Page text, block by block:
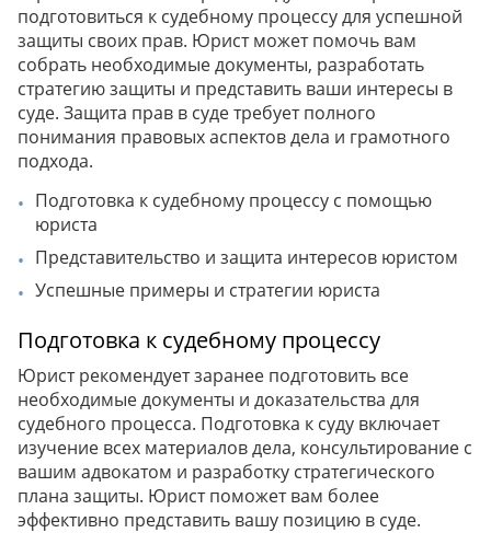
подготовиться к судебному процессу для успешной
защиты своих прав. Юрист может помочь вам
собрать необходимые документы, разработать
стратегию защиты и представить ваши интересы в
суде. Защита прав в суде требует полного
понимания правовых аспектов дела и грамотного
подхода.
Подготовка к судебному процессу с помощью
юриста
Представительство и защита интересов юристом
Успешные примеры и стратегии юриста
Подготовка к судебному процессу
Юрист рекомендует заранее подготовить все
необходимые документы и доказательства для
судебного процесса. Подготовка к суду включает
изучение всех материалов дела, консультирование с
вашим адвокатом и разработку стратегического
плана защиты. Юрист поможет вам более
эффективно представить вашу позицию в суде.